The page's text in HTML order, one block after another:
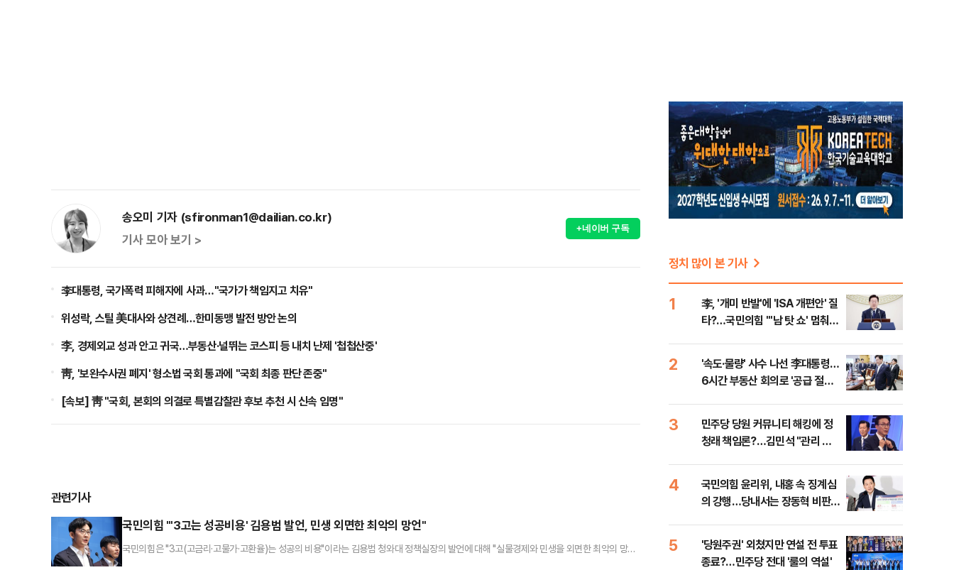
송오미 기자 (sfironman1@dailian.co.kr)
기사 모아 보기 >
+네이버 구독
李대통령, 국가폭력 피해자에 사과…"국가가 책임지고 치유"
위성락, 스틸 美대사와 상견례…한미동맹 발전 방안 논의
李, 경제외교 성과 안고 귀국…부동산·널뛰는 코스피 등 내치 난제 '첩첩산중'
靑, '보완수사권 폐지' 형소법 국회 통과에 "국회 최종 판단 존중"
[속보] 靑 "국회, 본회의 의결로 특별감찰관 후보 추천 시 신속 임명"
관련기사
국민의힘 "'3고는 성공비용' 김용범 발언, 민생 외면한 최악의 망언"
국민의힘은 "3고(고금리·고물가·고환율)는 성공의 비용"이라는 김용범 청와대 정책실장의 발언에 대해 "실물경제와 민생을 외면한 최악의 망
정치 많이 본 기사
1
李, '개미 반발'에 'ISA 개편안' 질
타?…국민의힘 "'남 탓 쇼' 멈춰
2
'속도·물량' 사수 나선 李대통령…
6시간 부동산 회의로 '공급 절벽'
3
민주당 당원 커뮤니티 해킹에 정
청래 책임론?…김민석 "관리 무
4
국민의힘 윤리위, 내홍 속 징계심
의 강행…당내서는 장동혁 비판
5
'당원주권' 외쳤지만 연설 전 투표
종료?…민주당 전대 '룰의 역설'